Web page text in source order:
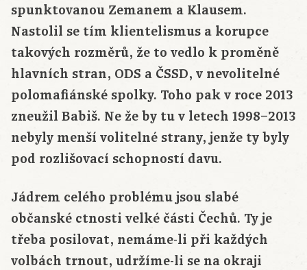
spunktovanou Zemanem a Klausem.
Nastolil se tím klientelismus a korupce
takových rozměrů, že to vedlo k proměně
hlavních stran, ODS a ČSSD, v nevolitelné
polomafiánské spolky. Toho pak v roce 2013
zneužil Babiš. Ne že by tu v letech 1998–2013
nebyly menší volitelné strany, jenže ty byly
pod rozlišovací schopností davu.
Jádrem celého problému jsou slabé
občanské ctnosti velké části Čechů. Ty je
třeba posilovat, nemáme-li při každých
volbách trnout, udržíme-li se na okraji